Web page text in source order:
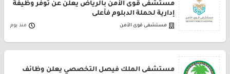
مستشفى قوى الأمن بالرياض يعلن عن توفر وظيفة
إدارية لحملة الدبلوم فأعلى
مستشفى قوى الأمن منذ يوم
مستشفى الملك فيصل التخصصي يعلن وظائف